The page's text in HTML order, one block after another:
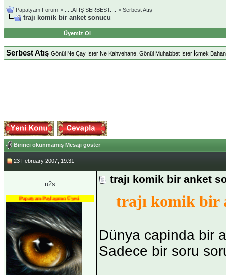
Papatyam Forum > ..::.ATIŞ SERBEST.::. > Serbest Atış
trajı komik bir anket sonucu
Üyemiz Ol
Serbest Atış Gönül Ne Çay İster Ne Kahvehane, Gönül Muhabbet İster İçmek
Birinci okunmamış Mesajı göster
23 February 2007, 19:31
u2s
Papatyam Paylaşımcı Üyesi
trajı komik bir anket
trajı komik bir
Dünya capinda bir
Sadece bir soru